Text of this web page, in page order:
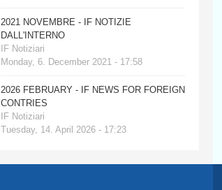
2021 NOVEMBRE - IF NOTIZIE
DALL'INTERNO
IF Notiziari
Monday, 6. December 2021 - 17:58
2026 FEBRUARY - IF NEWS FOR FOREIGN
CONTRIES
IF Notiziari
Tuesday, 14. April 2026 - 17:23